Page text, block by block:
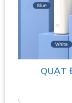
QUẠT